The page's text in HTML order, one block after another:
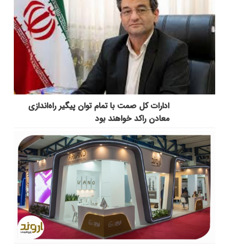
ادارات کل صمت با تمام توان پیگیر راه‌اندازی
معادن راکد خواهند بود